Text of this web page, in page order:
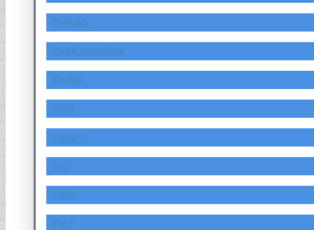
Delivery
DFSK Dongfeng
Dodge
FAW
Ferrari
Fiat
Fiath
Ford